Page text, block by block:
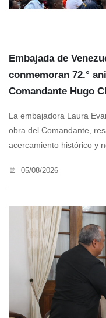
Embajada de
conmemoran 72.°
Comandante Hugo
La embajadora Laura
obra del Comandante,
acercamiento histórico y
05/08/2026